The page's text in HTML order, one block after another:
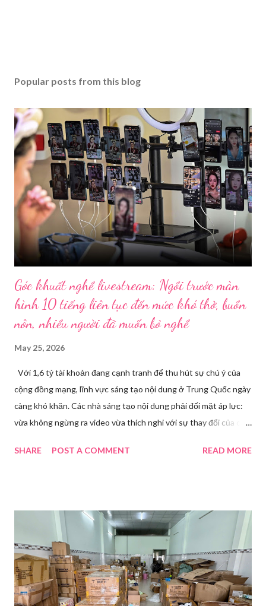
Popular posts from this blog
Góc khuất nghề livestream: Ngồi trước màn
hình 10 tiếng liên tục đến mức khó thở, buồn
nôn, nhiều người đã muốn bỏ nghề
May 25, 2026
Với 1,6 tỷ tài khoản đang cạnh tranh để thu hút sự chú ý của
cộng đồng mạng, lĩnh vực sáng tạo nội dung ở Trung Quốc ngày
càng khó khăn. Các nhà sáng tạo nội dung phải đối mặt áp lực:
vừa không ngừng ra video vừa thích nghi với sự thay đổi của các
Huawei tại Hội nghị Di động Thế giới tại Thượng Hải năm 2021.
thay đồ. Chỉ trong vài phút, phòng khách được sắp xếp lại. Hai
đèn chiếu ngược sáng bật lên. Một chiếc điện thoại được gắn cố
định. Cả ba người vào vị trí. Wu đã chuẩn bị sẵn lời thoại và trao
đổi trước cách diễn đạt với ông và mẹ, thậm chí còn bàn xem
dùng từ nào trong phương ngữ Thượng Hải nghe tự nhiên nhất
SHARE POST A COMMENT READ MORE